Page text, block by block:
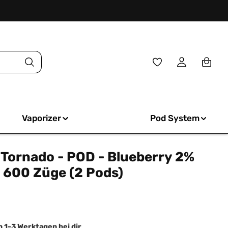
Du hast 0
Vaporizer Pod System
- POD - Blueberry 2%
Züge (2 Pods)
Bewertung von 0 von 5 Sternen